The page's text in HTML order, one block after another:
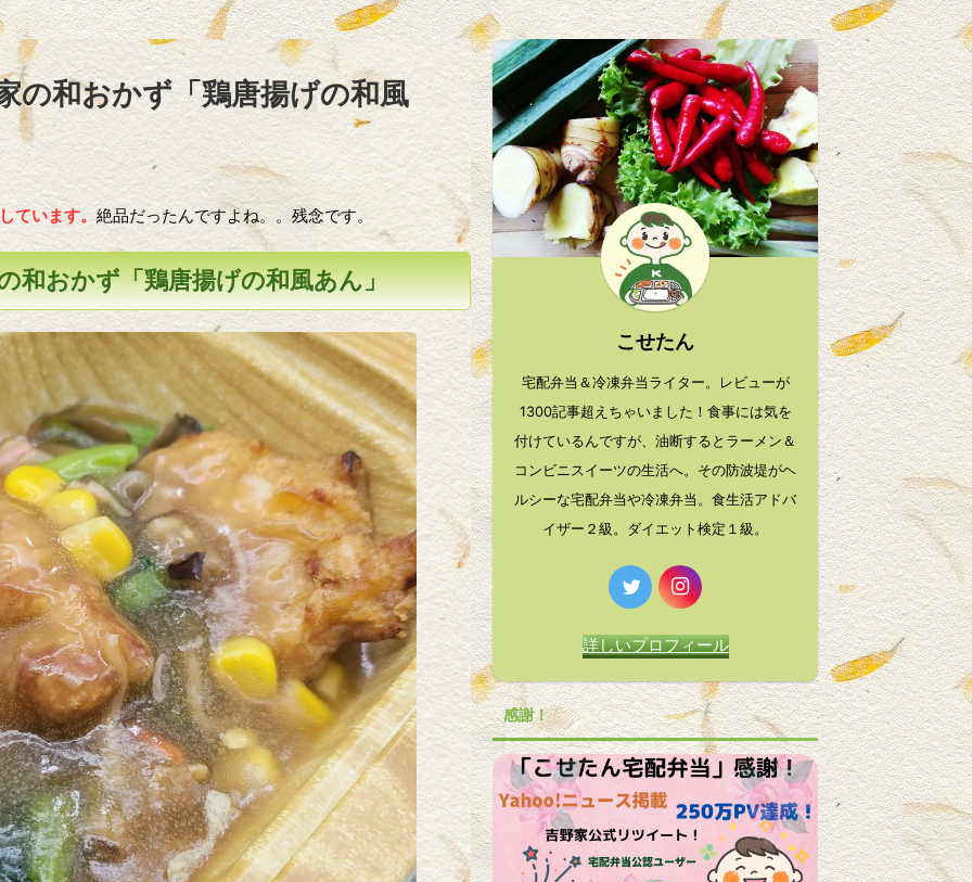
の和おかず「鶏唐揚げの和風
ています。 絶品だったんですよね。。残念です。
和おかず「鶏唐揚げの和風あん」
こせたん
宅配弁当＆冷凍弁当ライター。レビューが
1300記事超えちゃいました！食事には気を
付けているんですが、油断するとラーメン＆
コンビニスイーツの生活へ。その防波堤がヘ
ルシーな宅配弁当や冷凍弁当。食生活アドバ
イザー２級。ダイエット検定１級。
詳しいプロフィール
感謝！